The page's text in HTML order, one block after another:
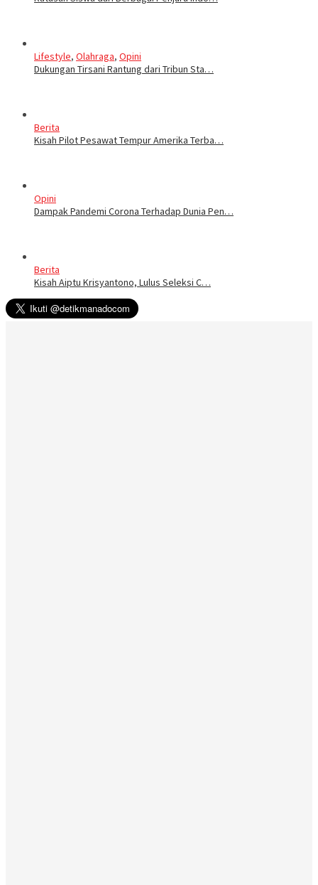
Lifestyle, Olahraga, Opini
Dukungan Tirsani Rantung dari Tribun Sta…
Berita
Kisah Pilot Pesawat Tempur Amerika Terba…
Opini
Dampak Pandemi Corona Terhadap Dunia Pen…
Berita
Kisah Aiptu Krisyantono, Lulus Seleksi C…